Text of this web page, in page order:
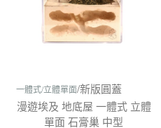
一體式/立體單面/新版圓蓋
漫遊埃及 地底屋 一體式 立體
單面 石膏巢 中型